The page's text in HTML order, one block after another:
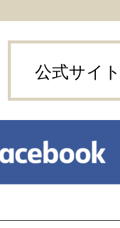
公式サイ